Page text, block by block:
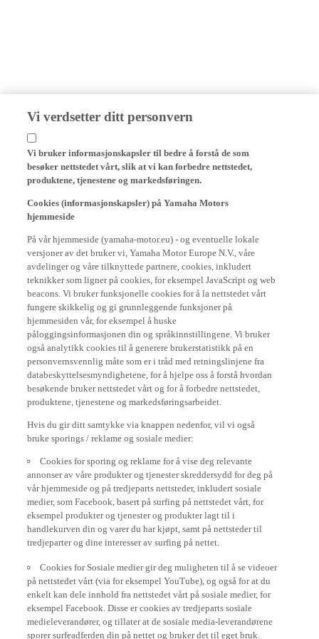
Vi verdsetter ditt personvern
Vi bruker informasjonskapsler til bedre å forstå de som
besøker nettstedet vårt, slik at vi kan forbedre nettstedet,
produktene, tjenestene og markedsføringen.
hjemmeside
versjoner av det bruker vi, Yamaha Motor Europe N.V., våre
avdelinger og våre tilknyttede partnere, cookies, inkludert
teknikker som ligner på cookies, for eksempel JavaScript og web
beacons. Vi bruker funksjonelle cookies for å la nettstedet vårt
fungere skikkelig og gi grunnleggende funksjoner på
hjemmesiden vår, for eksempel å huske
påloggingsinformasjonen din og språkinnstillingene. Vi bruker
også analytikk cookies til å generere brukerstatistikk på en
personvernsvennlig måte som er i tråd med retningslinjene fra
databeskyttelsesmyndighetene, for å hjelpe oss å forstå hvordan
besøkende bruker nettstedet vårt og for å forbedre nettstedet,
produktene, tjenestene og markedsføringsarbeidet.
bruke sporings / reklame og sosiale medier:
annonser av våre produkter og tjenester skreddersydd for deg på
vår hjemmeside og på tredjeparts nettsteder, inkludert sosiale
medier, som Facebook, basert på surfing på nettstedet vårt, for
eksempel produkter og tjenester og produkter lagt til i
handlekurven din og varer du har kjøpt, samt på nettsteder til
tredjeparter og dine interesser av surfing på nettet.
på nettstedet vårt (via for eksempel YouTube), og også for at du
enkelt kan dele innhold fra nettstedet vårt på sosiale medier, for
eksempel Facebook. Disse er cookies av tredjeparts sosiale
medieleverandører, og tillater at de sosiale media-leverandørene
sporer surfeadferden din på nettet og bruker det til eget bruk.